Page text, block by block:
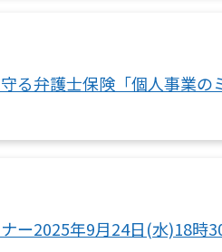
る弁護士保険「個人事業
ー2025年9月24日(水)18